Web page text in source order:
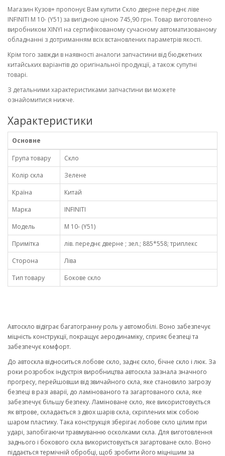
Магазин Кузов+ пропонує Вам купити Скло дверне переднє ліве
INFINITI M 10- (Y51) за вигідною ціною 745,90 грн. Товар виготовлено
виробником XINYI на сертифікованому сучасному автоматизованому
обладнанні з дотриманням всіх встановлених параметрів якості.
Крім того завжди в наявності аналоги запчастини від бюджетних
китайських варіантів до оригінальної продукції, а також супутні
товарі.
З детальними характеристиками запчастини ви можете
ознайомитися нижче.
Характеристики
Основне
Група товару
Скло
Колір скла
Зелене
Країна
Китай
Марка
INFINITI
Модель
M 10- (Y51)
Примітка
лів. переднє дверне ; зел.; 885*558; триплекс
Сторона
Ліва
Тип товару
Бокове скло
Автоскло відіграє багатогранну роль у автомобілі. Воно забезпечує
міцність конструкції, покращує аеродинаміку, сприяє безпеці та
забезпечує комфорт.
До автоскла відноситься лобове скло, заднє скло, бічне скло і люк. За
роки розробок індустрія виробництва автоскла зазнала значного
прогресу, перейшовши від звичайного скла, яке становило загрозу
безпеці в разі аварії, до ламінованого та загартованого скла, яке
забезпечує більшу безпеку. Ламіноване скло, яке використовується
як вітрове, складається з двох шарів скла, скріплених між собою
шаром пластику. Така конструкція зберігає лобове скло цілим при
ударі, запобігаючи травмуванню осколками скла. Для виготовлення
заднього і бокового скла використовується загартоване скло. Воно
піддається термічній обробці, щоб зробити його міцнішим за